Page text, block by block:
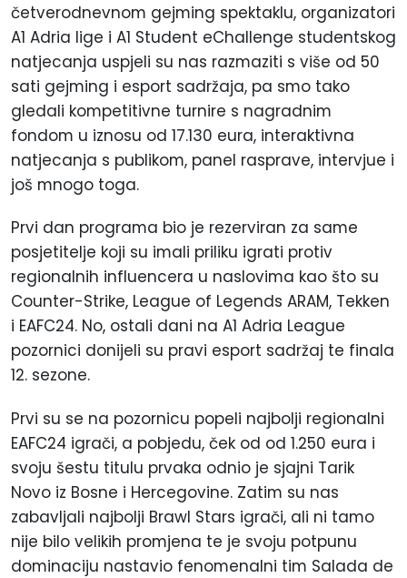
četverodnevnom gejming spektaklu, organizatori
A1 Adria lige i A1 Student eChallenge studentskog
natjecanja uspjeli su nas razmaziti s više od 50
sati gejming i esport sadržaja, pa smo tako
gledali kompetitivne turnire s nagradnim
fondom u iznosu od 17.130 eura, interaktivna
natjecanja s publikom, panel rasprave, intervjue i
još mnogo toga.
Prvi dan programa bio je rezerviran za same
posjetitelje koji su imali priliku igrati protiv
regionalnih influencera u naslovima kao što su
Counter-Strike, League of Legends ARAM, Tekken
i EAFC24. No, ostali dani na A1 Adria League
pozornici donijeli su pravi esport sadržaj te finala
12. sezone.
Prvi su se na pozornicu popeli najbolji regionalni
EAFC24 igrači, a pobjedu, ček od od 1.250 eura i
svoju šestu titulu prvaka odnio je sjajni Tarik
Novo iz Bosne i Hercegovine. Zatim su nas
zabavljali najbolji Brawl Stars igrači, ali ni tamo
nije bilo velikih promjena te je svoju potpunu
dominaciju nastavio fenomenalni tim Salada de